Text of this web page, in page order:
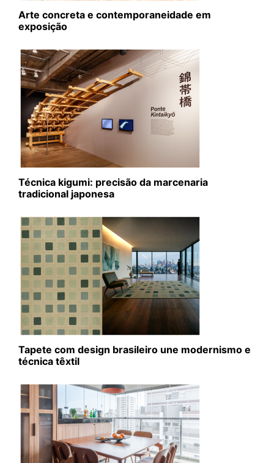
Arte concreta e contemporaneidade em
exposição
Técnica kigumi: precisão da marcenaria
tradicional japonesa
Tapete com design brasileiro une modernismo e
técnica têxtil